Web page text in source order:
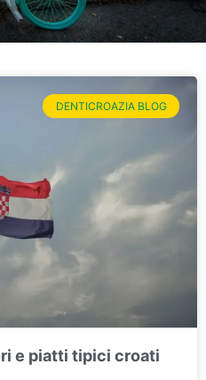
DENTICROAZIA BLOG
e piatti tipici croati